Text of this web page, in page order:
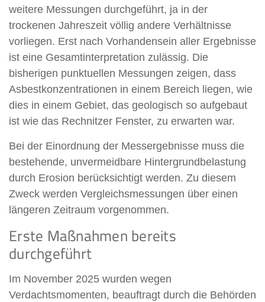
weitere Messungen durchgeführt, ja in der
trockenen Jahreszeit völlig andere Verhältnisse
vorliegen. Erst nach Vorhandensein aller Ergebnisse
ist eine Gesamtinterpretation zulässig. Die
bisherigen punktuellen Messungen zeigen, dass
Asbestkonzentrationen in einem Bereich liegen, wie
dies in einem Gebiet, das geologisch so aufgebaut
ist wie das Rechnitzer Fenster, zu erwarten war.
Bei der Einordnung der Messergebnisse muss die
bestehende, unvermeidbare Hintergrundbelastung
durch Erosion berücksichtigt werden. Zu diesem
Zweck werden Vergleichsmessungen über einen
längeren Zeitraum vorgenommen.
Erste Maßnahmen bereits
durchgeführt
Im November 2025 wurden wegen
Verdachtsmomenten, beauftragt durch die Behörden